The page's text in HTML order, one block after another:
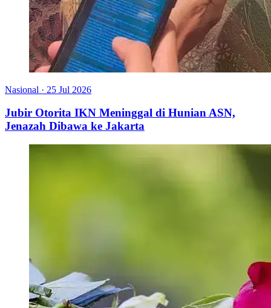
Nasional · 25 Jul 2026
Jubir Otorita IKN Meninggal di Hunian ASN,
Jenazah Dibawa ke Jakarta